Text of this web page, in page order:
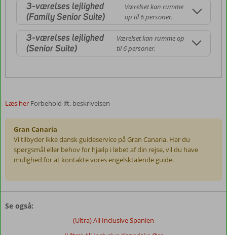
3-værelses lejlighed
(Family Senior Suite)
Værelset kan rumme
op til 6 personer.
3-værelses lejlighed
(Senior Suite)
Værelset kan rumme op
til 6 personer.
Læs her Forbehold ift. beskrivelsen
Gran Canaria
Vi tilbyder ikke dansk guideservice på Gran Canaria. Har du
spørgsmål eller behov for hjælp i løbet af din rejse, vil du have
mulighed for at kontakte vores engelsktalende guide.
skrevet
Se også:
(Ultra) All Inclusive Spanien